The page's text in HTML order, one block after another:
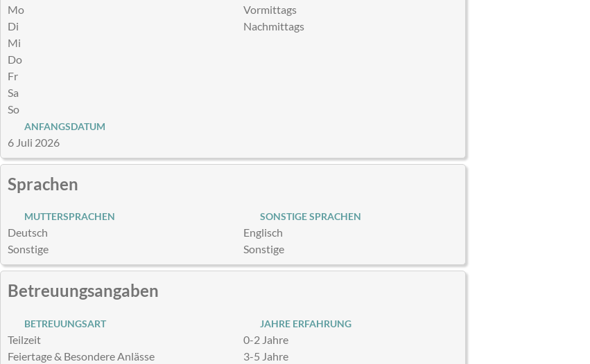
Mo
Di
Mi
Do
Fr
Sa
So
Vormittags
Nachmittags
ANFANGSDATUM
6 Juli 2026
Sprachen
MUTTERSPRACHEN
Deutsch
Sonstige
SONSTIGE SPRACHEN
Englisch
Sonstige
Betreuungsangaben
BETREUUNGSART
Teilzeit
Feiertage & Besondere Anlässe
JAHRE ERFAHRUNG
0-2 Jahre
3-5 Jahre